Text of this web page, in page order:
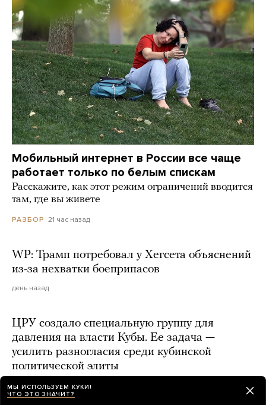
Мобильный интернет в России все чаще
работает только по белым спискам
Расскажите, как этот режим ограничений вводится
там, где вы живете
РАЗБОР 21 час назад
WP: Трамп потребовал у Хегсета объяснений
из-за нехватки боеприпасов
день назад
ЦРУ создало специальную группу для
давления на власти Кубы. Ее задача —
усилить разногласия среди кубинской
политической элиты
20 часов назад
МЫ ИСПОЛЬЗУЕМ КУКИ!
ЧТО ЭТО ЗНАЧИТ?